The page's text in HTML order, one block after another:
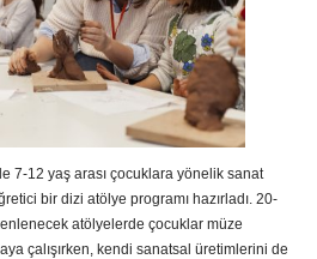
7-12 yaş arası çocuklara yönelik sanat
bir dizi atölye programı hazırladı. 20-
atölyelerde çocuklar müze
çalışırken, kendi sanatsal üretimlerini de